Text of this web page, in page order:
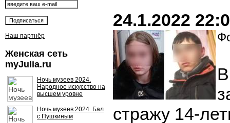
Наш партнёр
Женская сеть
myJulia.ru
Ночь музеев 2024.
Народное искусство на
высшем уровне
Ночь музеев 2024. Бал
с Пушкиным
24.1.2022
стражу 14-